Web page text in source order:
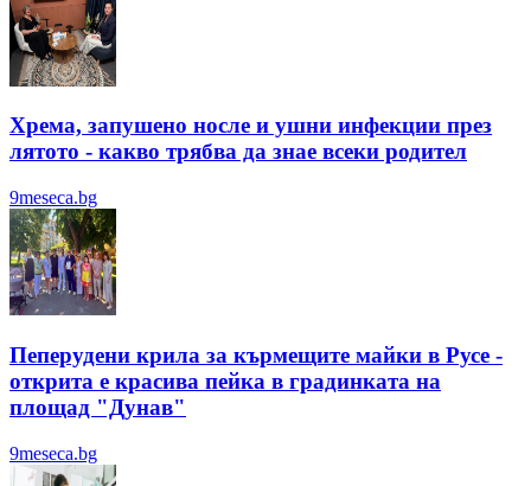
Хрема, запушено носле и ушни инфекции през
лятотo - какво трябва да знае всеки родител
9meseca.bg
Пеперудени крила за кърмещите майки в Русе -
открита е красива пейка в градинката на
площад "Дунав"
9meseca.bg